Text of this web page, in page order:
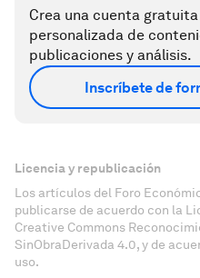
Crea una cuenta
personalizada de
publicaciones y análisis.
Inscríbete de
Licencia y republicación
Los artículos del Foro
publicarse de acuerdo con la
Creative Commons
SinObraDerivada 4.0, y de
uso.